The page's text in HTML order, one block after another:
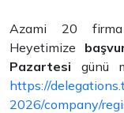
Azami 20 firma
Heyetimize
Pazartesi günü
https://
2026/company/